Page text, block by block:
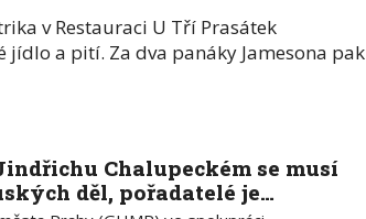
v Restauraci U Tří Prasátek
jídlo a pití. Za dva panáky Jamesona pak
Chalupeckém se musí
děl, pořadatelé je…